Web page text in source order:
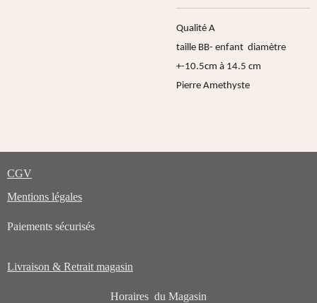
Qualité A
taille BB- enfant diamètre
+-10.5cm à 14.5 cm
Pierre Amethyste
CGV
Mentions légales
Paiements sécurisés
Livraison & Retrait magasin
Horaires du Magasin